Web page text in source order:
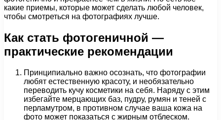
какие приемы, которые может сделать любой человек,
чтобы смотреться на фотографиях лучше.
Как стать фотогеничной —
практические рекомендации
Принципиально важно осознать, что фотографии
любят естественную красоту, и необязательно
переводить кучу косметики на себя. Наряду с этим
избегайте мерцающих баз, пудру, румян и теней с
перламутром, в противном случае ваша кожа на
фото может показаться с жирным отблеском.